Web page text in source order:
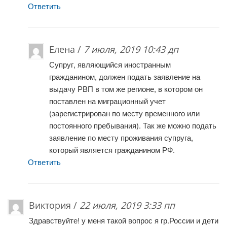
Ответить
Елена / 7 июля, 2019 10:43 дп
Супруг, являющийся иностранным
гражданином, должен подать заявление на
выдачу РВП в том же регионе, в котором он
поставлен на миграционный учет
(зарегистрирован по месту временного или
постоянного пребывания). Так же можно подать
заявление по месту проживания супруга,
который является гражданином РФ.
Ответить
Виктория / 22 июля, 2019 3:33 пп
Здравствуйте! у меня такой вопрос я гр.России и дети